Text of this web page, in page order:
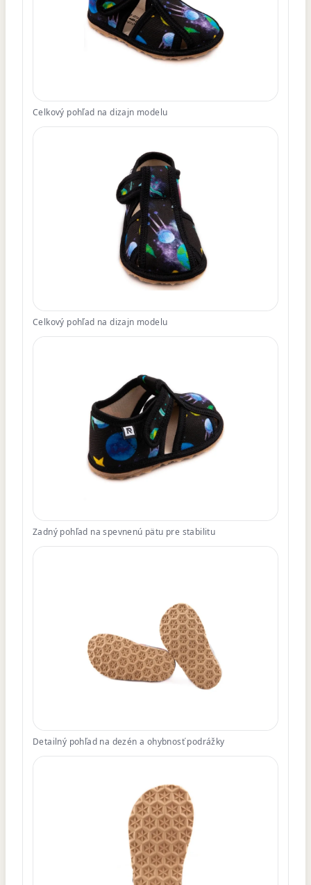
Celkový pohľad na dizajn modelu
Celkový pohľad na dizajn modelu
Zadný pohľad na spevnenú pätu pre stabilitu
Detailný pohľad na dezén a ohybnosť podrážky